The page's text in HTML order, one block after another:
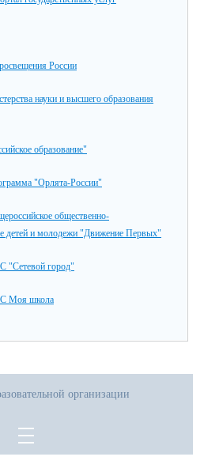
России
науки и высшего образования
образование"
"Орлята-России"
общественно-
детей и молодежи "Движение Первых"
"Сетевой город"
Моя школа
организации